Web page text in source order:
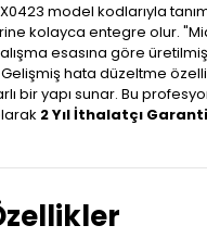
model kodlarıyla
kolayca entegre olur.
esasına göre
hata düzeltme
bir yapı sunar. Bu
2 Yıl İthalatçı